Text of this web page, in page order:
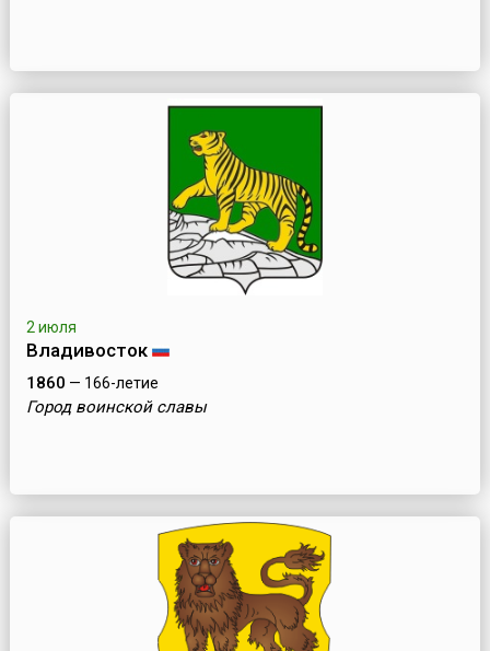
2 июля
Владивосток
1860 — 166-летие
Город воинской славы